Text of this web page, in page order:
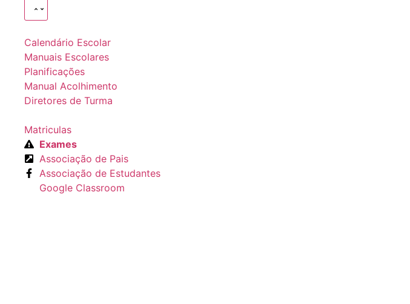
Calendário Escolar
Manuais Escolares
Planificações
Manual Acolhimento
Diretores de Turma
Matriculas
Exames
Associação de Pais
Associação de Estudantes
Google Classroom